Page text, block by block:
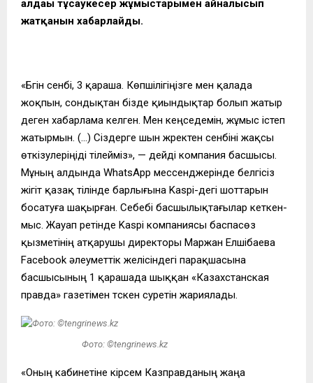
алдағы тұсаукесер жұмыстарымен айналысып
жатқанын хабарлайды.
«Бүгін сенбі, 3 қараша. Көпшілігіңізге мен қалада
жоқпын, сондықтан бізде қиындықтар болып жатыр
деген хабарлама келген. Мен кеңседемін, жұмыс істеп
жатырмын. (…) Сіздерге шын жүректен сенбіні жақсы
өткізулеріңіді тілейміз», — дейді компания басшысы.
Мұның алдында WhatsApp мессенджерінде белгісіз
жігіт қазақ тілінде барлығына Kaspi-дегі шоттарын
босатуға шақырған. Себебі басшылықтағылар кеткен-
мыс. Жауап ретінде Kaspi компаниясы баспасөз
қызметінің атқарушы директоры Маржан Елшібаева
Facebook әлеуметтік желісіндегі парақшасына
басшысының 1 қарашада шыққан «Казахстанская
правда» газетімен түскен суретін жариялады.
Фото: ©tengrinews.kz
«Оның кабинетіне кірсем Казправданың жаңа